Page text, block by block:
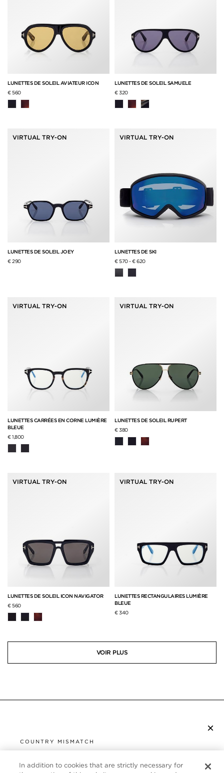
LUNETTES DE SOLEIL AVIATEUR ICON
€ 560
LUNETTES DE SOLEIL SAMUELE
€ 320
VIRTUAL TRY-ON
LUNETTES DE SOLEIL JOEY
€ 290
VIRTUAL TRY-ON
LUNETTES DE SKI
€ 570-€ 620
VIRTUAL TRY-ON
LUNETTES CARRÉES EN CORNE LUMIÈRE
BLEUE
€ 1,800
VIRTUAL TRY-ON
LUNETTES DE SOLEIL RUPERT
€ 380
VIRTUAL TRY-ON
LUNETTES DE SOLEIL ICON NAVIGATOR
€ 560
VIRTUAL TRY-ON
LUNETTES RECTANGULAIRES LUMIÈRE
BLEUE
€ 340
VOIR PLUS
×
COUNTRY MISMATCH
UNITED STATES
SERVICE CLIENT
In addition to cookies that are strictly necessary for